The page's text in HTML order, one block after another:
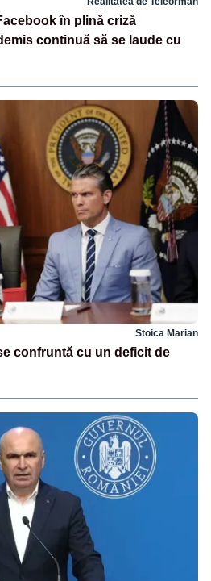
în plină criză
continuă să se laude cu
Stoica Marian
confruntă cu un deficit de